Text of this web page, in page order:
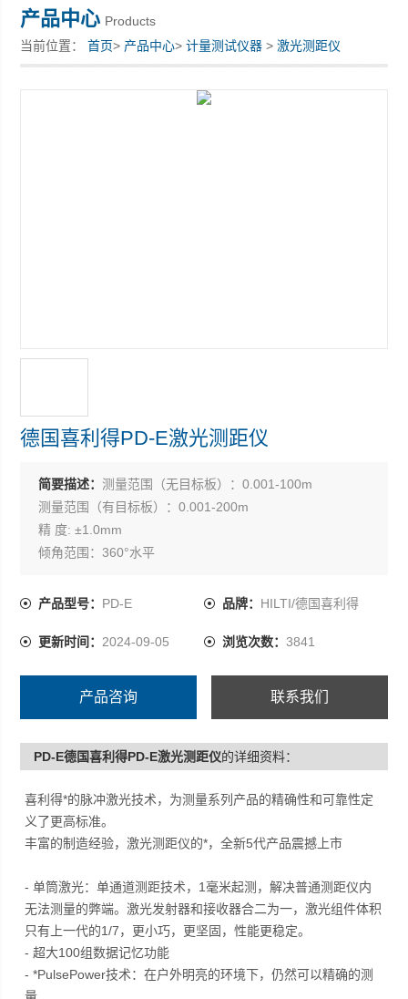
产品中心 Products
当前位置：首页> 产品中心>计量测试仪器 >激光测距仪
德国喜利得PD-E激光测距仪
简要描述： 测量范围（无目标板）：0.001-100m
测量范围（有目标板）：0.001-200m
精 度: ±1.0mm
倾角范围：360°水平
功 能：体积、面积、三角、Z大/Z小值、间接测量、定时、
产品型号： PD-E 品牌： HILTI/德国喜利得
更新时间： 2024-09-05 浏览次数： 3841
产品咨询 联系我们
PD-E德国喜利得PD-E激光测距仪的详细资料：
喜利得*的脉冲激光技术，为测量系列产品的精确性和可靠性定
义了更高标准。
丰富的制造经验，激光测距仪的*，全新5代产品震撼上市
- 单筒激光：单通道测距技术，1毫米起测，解决普通测距仪内
无法测量的弊端。激光发射器和接收器合二为一，激光组件体积
只有上一代的1/7，更小巧，更坚固，性能更稳定。
- 超大100组数据记忆功能
- *PulsePower技术：在户外明亮的环境下，仍然可以精确的测